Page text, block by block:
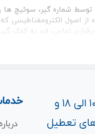
شماره گیر، سوئیچ ها
از اصول
تماس، فرد به کمک
پس از اختراع
اصلی آنرا را بهبود
(ساعات کاری از ۱۰ الی ۱۸ و